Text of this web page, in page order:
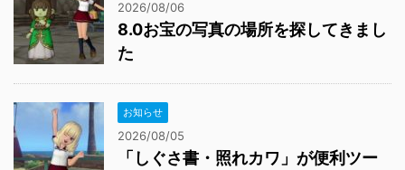
2026/08/06
8.0お宝の写真の場所を探してきまし
た
お知らせ
2026/08/05
「しぐさ書・照れカワ」が便利ツー